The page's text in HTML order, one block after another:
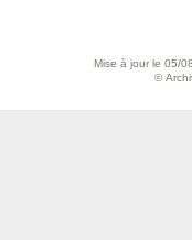
Mise à jour le 05/
©